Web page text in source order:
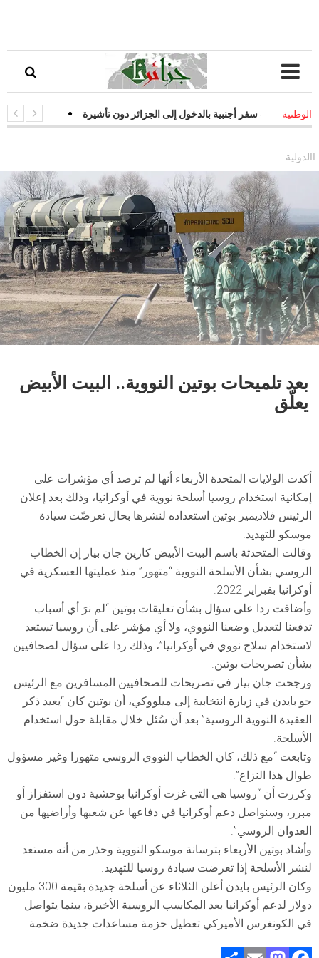
الوطنيةسفر أجنبية بالدخول إلى الجزائر دون تأشيرة - قفزة نوعية في
االدولية
بعد تلميحات بوتين النووية.. البيت الأبيض
يعلّق
أكدت الولايات المتحدة الأربعاء أنها لم ترصد أي مؤشرات على
إمكانية استخدام روسيا أسلحة نووية في أوكرانيا، وذلك بعد إعلان
الرئيس فلاديمير بوتين استعداده لنشرها بحال تعرضّت سيادة
موسكو للتهديد.
وقالت المتحدثة باسم البيت الأبيض كارين جان بيار إن الخطاب
الروسي بشأن الأسلحة النووية “متهور” منذ عمليتها العسكرية في
أوكرانيا بفبراير 2022.
وأضافت ردا على سؤال بشأن تعليقات بوتين “لم نرَ أي أسباب
تدفعنا لتعديل وضعنا النووي، ولا أي مؤشر على أن روسيا تستعد
لاستخدام سلاح نووي في أوكرانيا”، وذلك ردا على سؤال لصحافيين
بشأن تصريحات بوتين.
ورجحت جان بيار في تصريحات للصحافيين المسافرين مع الرئيس
جو بايدن في زيارة انتخابية إلى ميلووكي، أن بوتين كان “يعيد ذكر
العقيدة النووية الروسية” بعد أن سُئل خلال مقابلة حول استخدام
الأسلحة.
وتابعت “مع ذلك، كان الخطاب النووي الروسي متهورا وغير مسؤول
طوال هذا النزاع”.
وكررت أن “روسيا هي التي غزت أوكرانيا بوحشية دون استفزاز أو
مبرر، وسنواصل دعم أوكرانيا في دفاعها عن شعبها وأراضيها من
العدوان الروسي”.
وأشاد بوتين الأربعاء بترسانة موسكو النووية وحذر من أنه مستعد
لنشر الأسلحة إذا تعرضت سيادة روسيا للتهديد.
وكان الرئيس بايدن أعلن الثلاثاء عن أسلحة جديدة بقيمة 300 مليون
دولار لدعم أوكرانيا بعد المكاسب الروسية الأخيرة، بينما يتواصل
في الكونغرس الأميركي تعطيل حزمة مساعدات جديدة ضخمة.